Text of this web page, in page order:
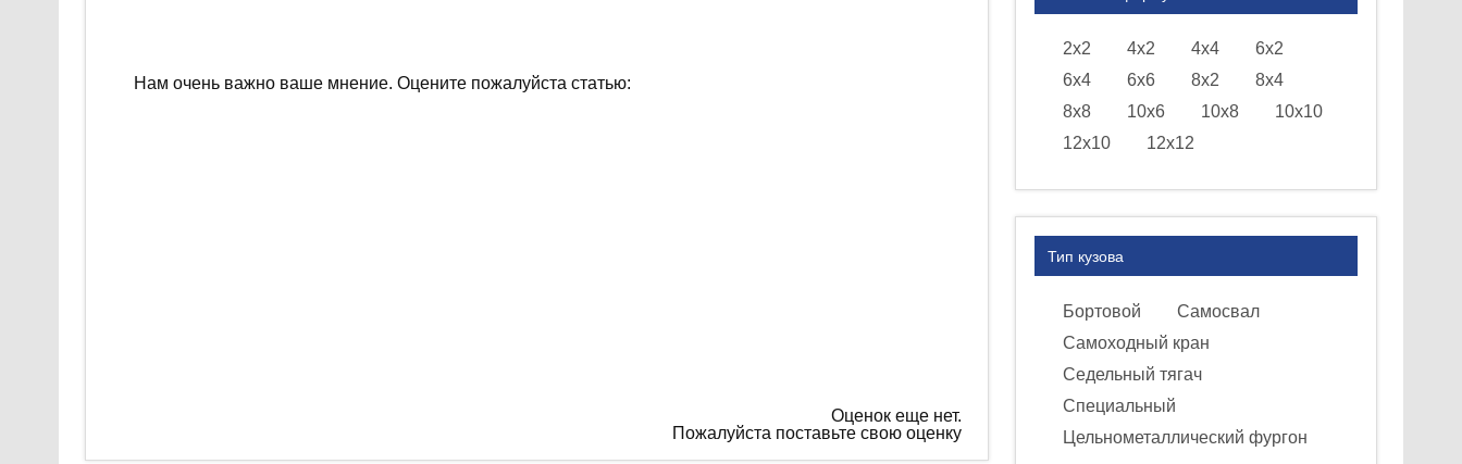
Нам очень важно ваше мнение. Оцените пожалуйста статью:
Оценок еще нет.
Пожалуйста поставьте свою оценку
2х2 4х2 4х4
6х2
6х4
6х6 8х2
8х4
8х8
10х6 10х8
10х10
12х10
12х12
Тип кузова
Бортовой
Самосвал
Самоходный кран
Седельный тягач
Специальный
Цельнометаллический фургон